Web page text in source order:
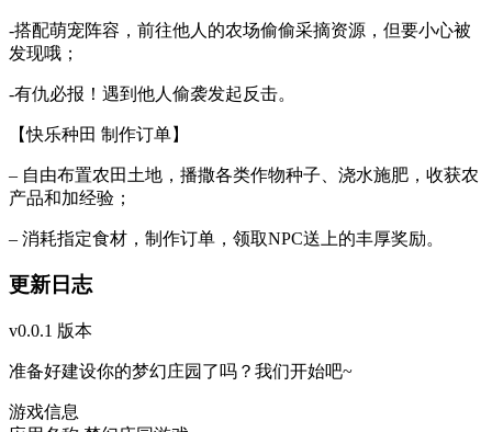
-搭配萌宠阵容，前往他人的农场偷偷采摘资源，但要小心被
发现哦；
-有仇必报！遇到他人偷袭发起反击。
【快乐种田 制作订单】
– 自由布置农田土地，播撒各类作物种子、浇水施肥，收获农
产品和加经验；
– 消耗指定食材，制作订单，领取NPC送上的丰厚奖励。
更新日志
v0.0.1 版本
准备好建设你的梦幻庄园了吗？我们开始吧~
游戏信息